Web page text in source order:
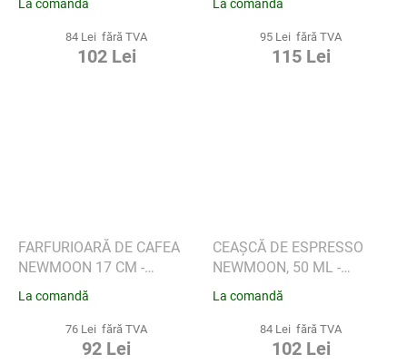
La comandă
84 Lei fără TVA
102 Lei
La comandă
95 Lei fără TVA
115 Lei
FARFURIOARĂ DE CAFEA
NEWMOON 17 CM -
VILLEROY & BOCH
La comandă
76 Lei fără TVA
92 Lei
CEAȘCĂ DE ESPRESSO
NEWMOON, 50 ML -
VILLEROY & BOCH
La comandă
84 Lei fără TVA
102 Lei